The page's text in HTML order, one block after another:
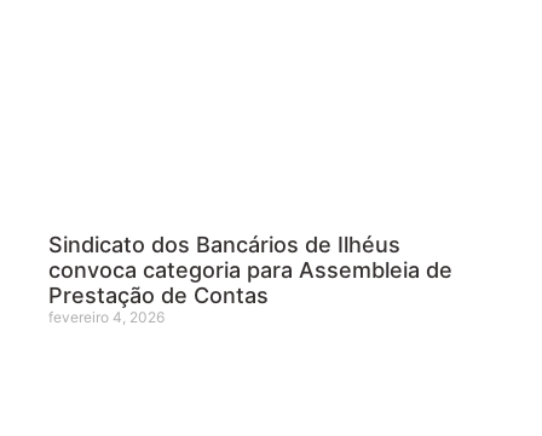
Sindicato dos Bancários de Ilhéus
convoca categoria para Assembleia de
Prestação de Contas
fevereiro 4, 2026